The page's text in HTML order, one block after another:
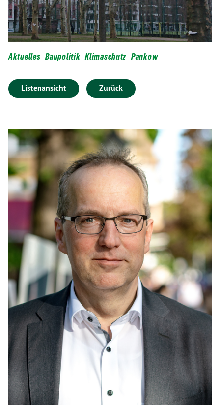
Aktuelles Baupolitik Klimaschutz Pankow
Listenansicht Zurück